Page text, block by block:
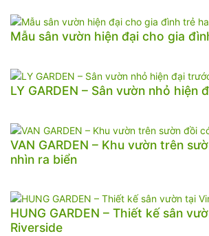
Mẫu sân vườn hiện đại cho gia
LY GARDEN – Sân vườn nhỏ hiện
VAN GARDEN – Khu vườn trên
nhìn ra biển
HUNG GARDEN – Thiết kế sân
Riverside